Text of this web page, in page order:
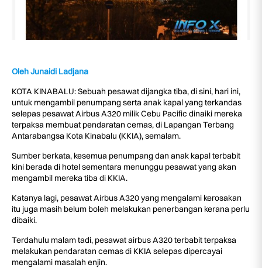
Oleh Junaidi Ladjana
KOTA KINABALU: Sebuah pesawat dijangka tiba, di sini, hari ini,
untuk mengambil penumpang serta anak kapal yang terkandas
selepas pesawat Airbus A320 milik Cebu Pacific dinaiki mereka
terpaksa membuat pendaratan cemas, di Lapangan Terbang
Antarabangsa Kota Kinabalu (KKIA), semalam.
Sumber berkata, kesemua penumpang dan anak kapal terbabit
kini berada di hotel sementara menunggu pesawat yang akan
mengambil mereka tiba di KKIA.
Katanya lagi, pesawat Airbus A320 yang mengalami kerosakan
itu juga masih belum boleh melakukan penerbangan kerana perlu
dibaiki.
Terdahulu malam tadi, pesawat airbus A320 terbabit terpaksa
melakukan pendaratan cemas di KKIA selepas dipercayai
mengalami masalah enjin.